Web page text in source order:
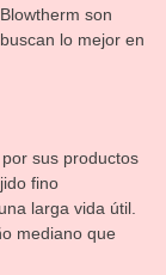
son
lo mejor en
sus productos
fino
larga vida útil.
mediano que